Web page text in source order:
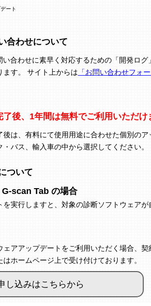
ート
合わせについて
合わせに素早く対応するための「開発ロ
ます。 サイト上からは 「お問い合わせフォー
後、1年間は無料でご利用いただけ
は、有料にて使用用途に合わせた個別のア
バス、輸入車の中から選択してください。
ついて
scan Tab の場合
実行しますと、対象の診断ソフトウェアが
アアップデートをご利用いただく場合、契
ホームページ上で受け付けております。
し込みはこちらから